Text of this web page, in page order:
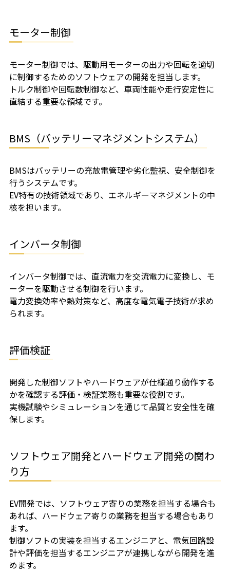
モーター制御
モーター制御では、駆動用モーターの出力や回転を適切
に制御するためのソフトウェアの開発を担当します。
トルク制御や回転数制御など、車両性能や走行安定性に
直結する重要な領域です。
BMS（バッテリーマネジメントシステム）
BMSはバッテリーの充放電管理や劣化監視、安全制御を
行うシステムです。
EV特有の技術領域であり、エネルギーマネジメントの中
核を担います。
インバータ制御
インバータ制御では、直流電力を交流電力に変換し、モ
ーターを駆動させる制御を行います。
電力変換効率や熱対策など、高度な電気電子技術が求め
られます。
評価検証
開発した制御ソフトやハードウェアが仕様通り動作する
かを確認する評価・検証業務も重要な役割です。
実機試験やシミュレーションを通じて品質と安全性を確
保します。
ソフトウェア開発とハードウェア開発の関わ
り方
EV開発では、ソフトウェア寄りの業務を担当する場合も
あれば、ハードウェア寄りの業務を担当する場合もあり
ます。
制御ソフトの実装を担当するエンジニアと、電気回路設
計や評価を担当するエンジニアが連携しながら開発を進
めます。